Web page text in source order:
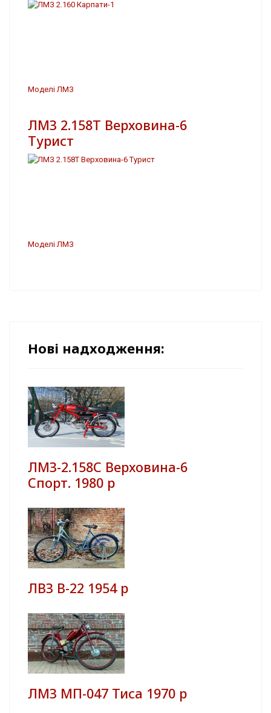
Моделі ЛМЗ
ЛМЗ 2.158Т Верховина-6
Турист
Моделі ЛМЗ
Нові надходження:
ЛМЗ-2.158С Верховина-6
Спорт. 1980 р
ЛВЗ В-22 1954 р
ЛМЗ МП-047 Тиса 1970 р